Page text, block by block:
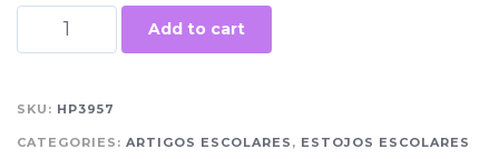
Add to cart
SKU: HP3957
CATEGORIES: ARTIGOS ESCOLARES , ESTOJOS ESCOLARES